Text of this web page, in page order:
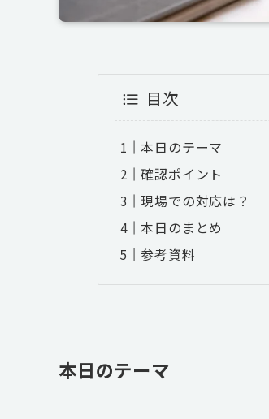
目次
本日のテーマ
確認ポイント
現場での対応は？
本日のまとめ
参考資料
本日のテーマ